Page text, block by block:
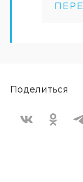
Поделиться